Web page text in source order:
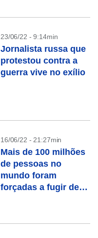
23/06/22 - 9:14min
Jornalista russa que
protestou contra a
guerra vive no exílio
16/06/22 - 21:27min
Mais de 100 milhões
de pessoas no
mundo foram
forçadas a fugir de